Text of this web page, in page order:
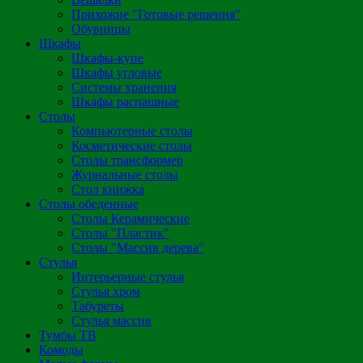
Прихожие "Готовые решения"
Обувницы
Шкафы
Шкафы-купе
Шкафы угловые
Системы хранения
Шкафы распашные
Столы
Компьютерные столы
Косметические столы
Столы трансформер
Журнальные столы
Стол книжка
Столы обеденные
Столы Керамические
Столы "Пластик"
Столы "Массив дерева"
Стулья
Интерьерные стулья
Стулья хром
Табуреты
Стулья массив
Тумбы ТВ
Комоды